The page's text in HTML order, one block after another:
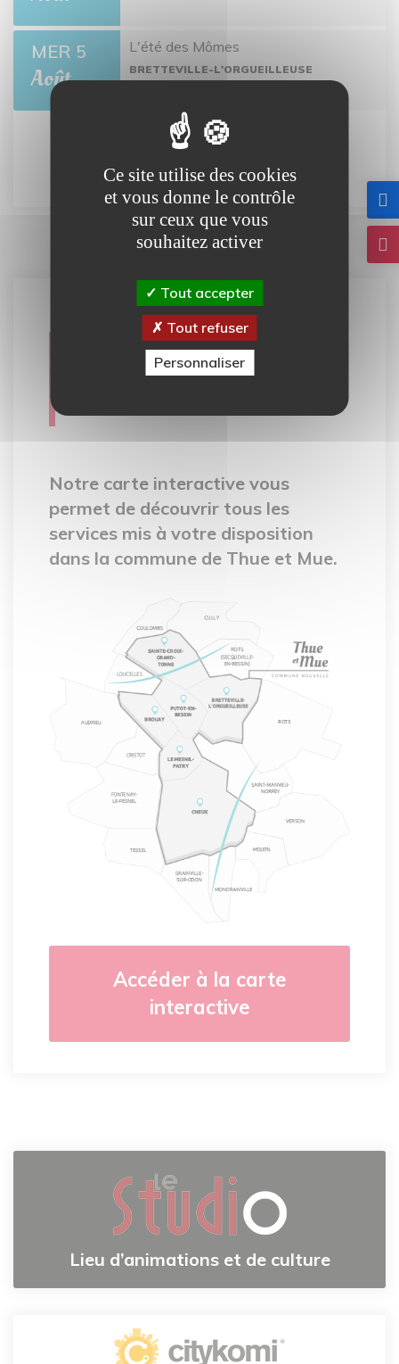
MER 5
Août
L'été des Mômes
BRETTEVILLE-L'ORGUEILLEUSE
Tout l'agenda
Carte
interactive
Notre carte interactive vous
permet de découvrir tous les
services mis à votre disposition
dans la commune de Thue et Mue.
Accéder à la carte
interactive
Lieu d’animations et de culture
Ce site utilise des cookies
et vous donne le contrôle
sur ceux que vous
souhaitez activer
Tout accepter
Tout refuser
Personnaliser